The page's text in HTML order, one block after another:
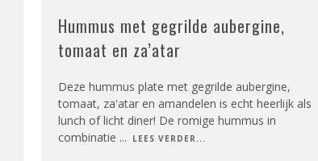
Hummus met gegrilde aubergine,
tomaat en za’atar
Deze hummus plate met gegrilde aubergine,
tomaat, za'atar en amandelen is echt heerlijk als
lunch of licht diner! De romige hummus in
combinatie ... LEES VERDER...